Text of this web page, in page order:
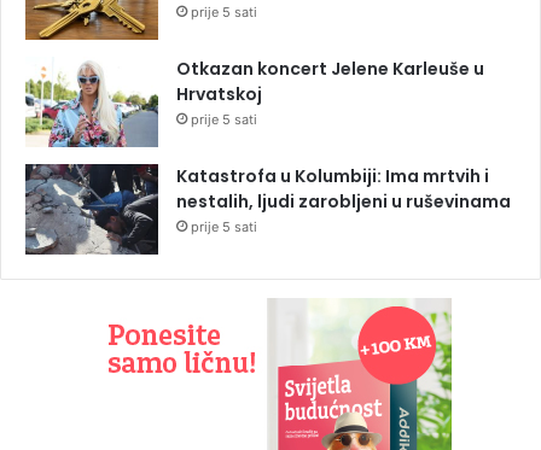
prije 5 sati
Otkazan koncert Jelene Karleuše u
Hrvatskoj
prije 5 sati
Katastrofa u Kolumbiji: Ima mrtvih i
nestalih, ljudi zarobljeni u ruševinama
prije 5 sati